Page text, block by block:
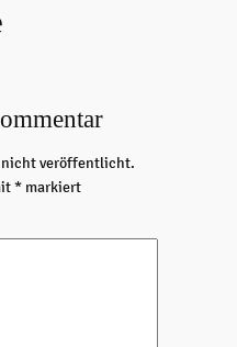
nicht veröffentlicht.
*markiert